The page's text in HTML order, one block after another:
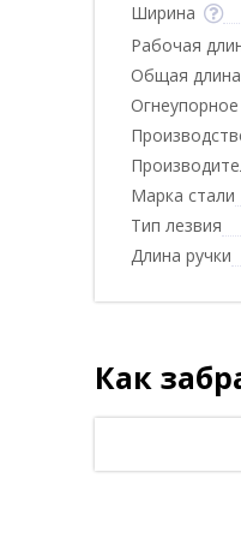
Ширина
Рабочая
Общая
Марка стали
Тип лезвия
Длина ручки
Как